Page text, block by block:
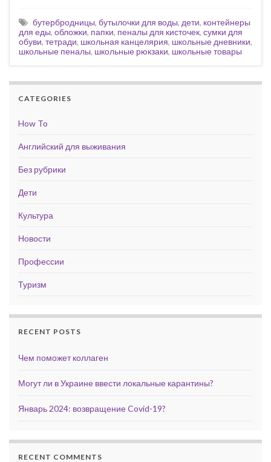
бутербродницы, бутылочки для воды, дети, контейнеры
для еды, обложки, папки, пеналы для кисточек, сумки для
обуви, тетради, школьная канцелярия, школьные дневники,
школьные пеналы, школьные рюкзаки, школьные товары
CATEGORIES
How To
Английский для выживания
Без рубрики
Дети
Культура
Новости
Профессии
Туризм
RECENT POSTS
Чем поможет коллаген
Могут ли в Украине ввести локальные карантины?
Январь 2024: возвращение Covid-19?
RECENT COMMENTS